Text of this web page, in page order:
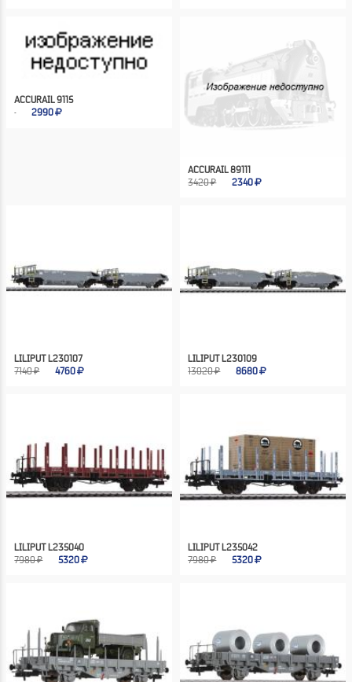
ACCURAIL 9115
2990
ACCURAIL 89111
3420 ₽
2340
LILIPUT L230107
7140 ₽
4760
LILIPUT L230109
13020 ₽
8680
LILIPUT L235040
7980 ₽
5320
LILIPUT L235042
7980 ₽
5320